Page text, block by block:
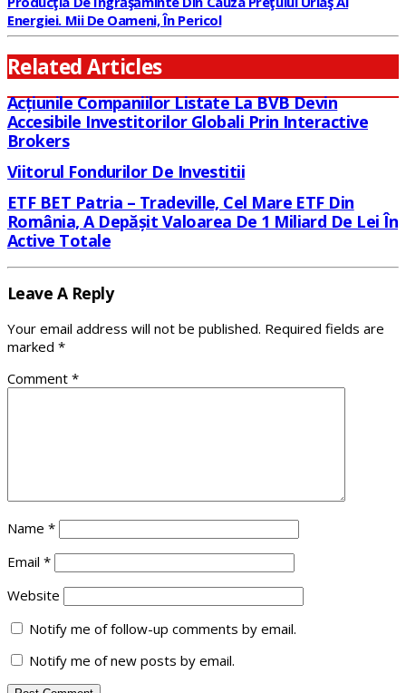
Energiei. Mii De Oameni, În Pericol
Related Articles
Acțiunile Companiilor Listate La BVB Devin
Accesibile Investitorilor Globali Prin Interactive
Brokers
Viitorul Fondurilor De Investitii
ETF BET Patria – Tradeville, Cel Mare ETF Din
România, A Depășit Valoarea De 1 Miliard De Lei În
Active Totale
Leave A Reply
Your email address will not be published. Required fields are
marked *
Comment *
Name *
Email *
Website
Notify me of follow-up comments by email.
Notify me of new posts by email.